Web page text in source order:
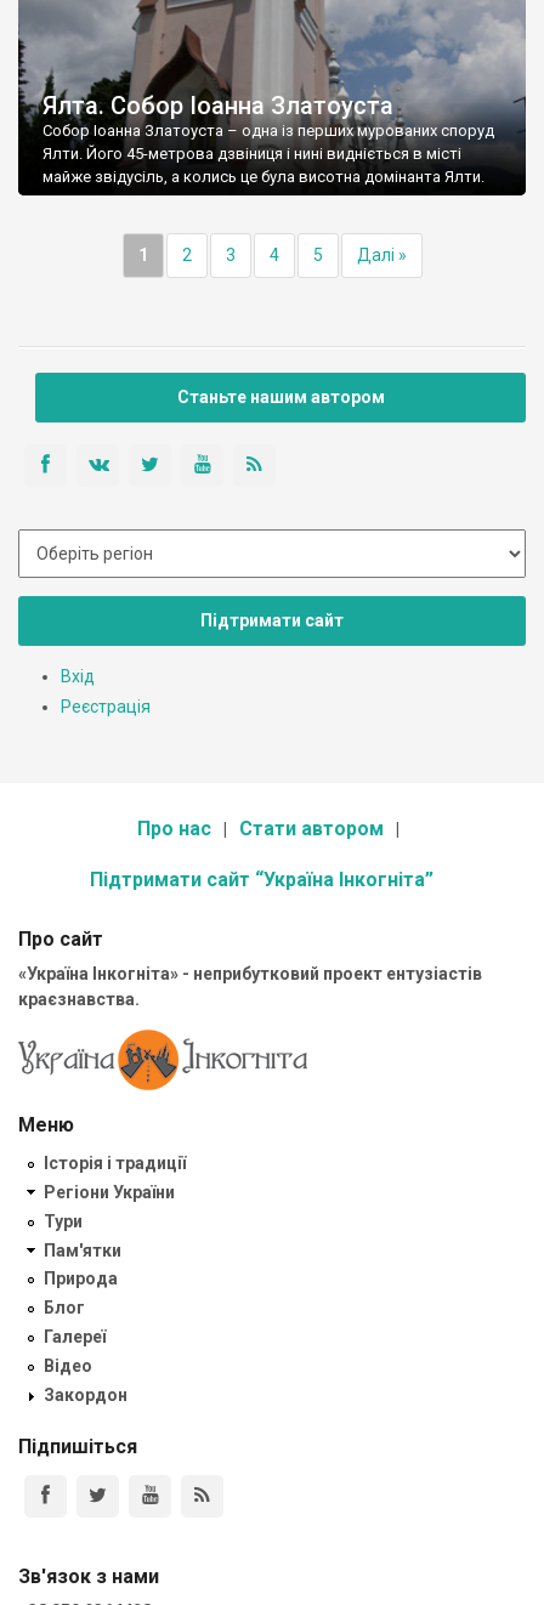
Ялта. Собор Іоанна Златоуста
Собор Іоанна Златоуста – одна із перших мурованих споруд
Ялти. Його 45-метрова дзвіниця і нині видніється в місті
майже звідусіль, а колись це була висотна домінанта Ялти.
1 2 3 4 5 Далі »
Станьте нашим автором
Підтримати сайт
Вхід
Реєстрація
Про нас Стати автором
Підтримати сайт “Україна Інкогніта”
Про сайт
«Україна Інкогніта» - неприбутковий проект ентузіастів
краєзнавства.
Меню
Історія і традиції
Регіони України
Тури
Пам'ятки
Природа
Блог
Галереї
Відео
Закордон
Підпишіться
Зв'язок з нами